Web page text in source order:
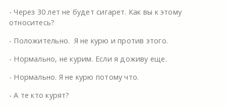
- Через 30 лет не будет сигарет. Как вы к этому
относитесь?
- Положительно. Я не курю и против этого.
- Нормально, не курим. Если я доживу еще.
- Нормально. Я не курю потому что.
- А те кто курят?